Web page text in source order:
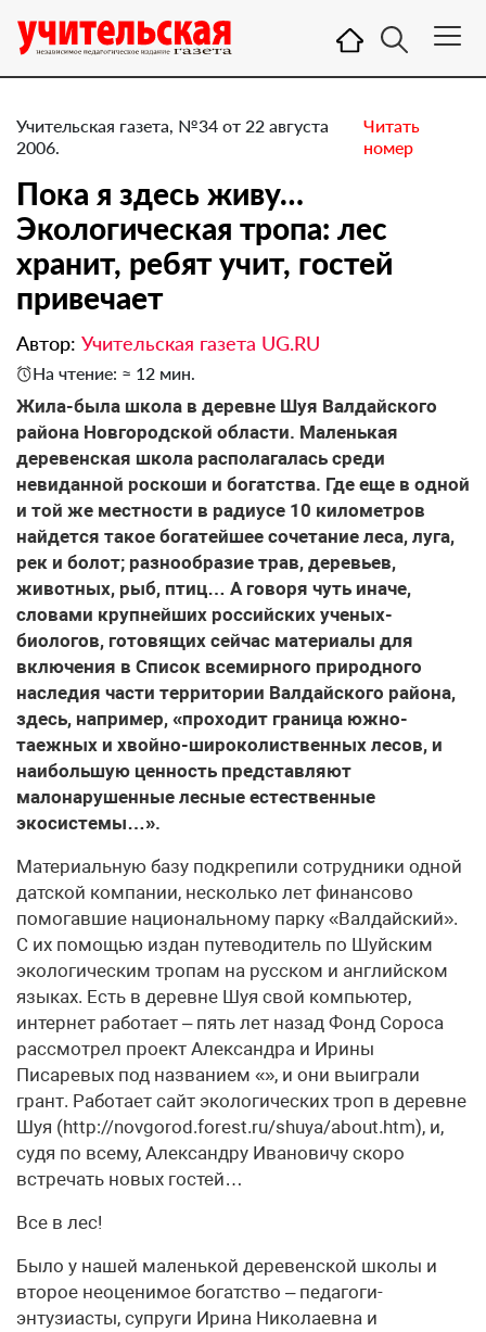
Учительская газета, №34 от 22 августа
2006.
Читать
номер
Пока я здесь живу…
Экологическая тропа: лес
хранит, ребят учит, гостей
привечает
Автор: Учительская газета UG.RU
На чтение: ≈ 12 мин.
Жила-была школа в деревне Шуя Валдайского
района Новгородской области. Маленькая
деревенская школа располагалась среди
невиданной роскоши и богатства. Где еще в одной
и той же местности в радиусе 10 километров
найдется такое богатейшее сочетание леса, луга,
рек и болот; разнообразие трав, деревьев,
животных, рыб, птиц… А говоря чуть иначе,
словами крупнейших российских ученых-
биологов, готовящих сейчас материалы для
включения в Список всемирного природного
наследия части территории Валдайского района,
здесь, например, «проходит граница южно-
таежных и хвойно-широколиственных лесов, и
наибольшую ценность представляют
малонарушенные лесные естественные
экосистемы…».
Материальную базу подкрепили сотрудники одной
датской компании, несколько лет финансово
помогавшие национальному парку «Валдайский».
С их помощью издан путеводитель по Шуйским
экологическим тропам на русском и английском
языках. Есть в деревне Шуя свой компьютер,
интернет работает – пять лет назад Фонд Сороса
рассмотрел проект Александра и Ирины
Писаревых под названием «», и они выиграли
грант. Работает сайт экологических троп в деревне
Шуя (http://novgorod.forest.ru/shuya/about.htm), и,
судя по всему, Александру Ивановичу скоро
встречать новых гостей…
Все в лес!
Было у нашей маленькой деревенской школы и
второе неоценимое богатство – педагоги-
энтузиасты, супруги Ирина Николаевна и